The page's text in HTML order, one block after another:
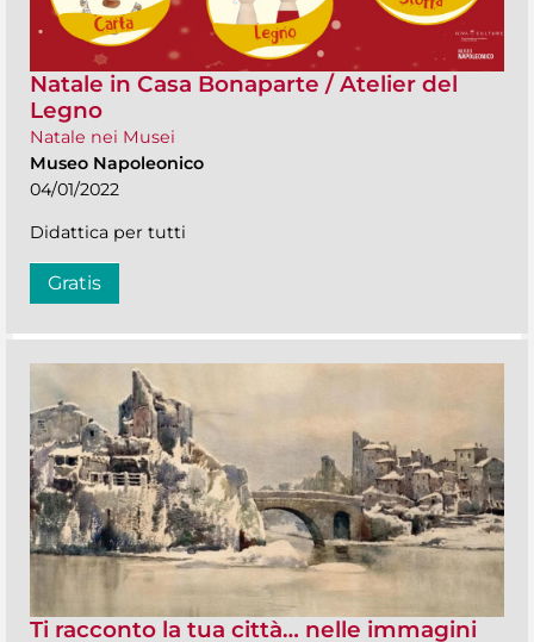
Natale in Casa Bonaparte / Atelier del
Legno
Natale nei Musei
Museo Napoleonico
04/01/2022
Didattica per tutti
Gratis
Ti racconto la tua città… nelle immagini